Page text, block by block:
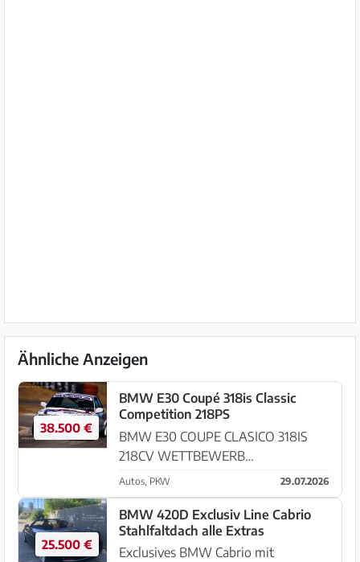
Ähnliche Anzeigen
38.500 €
BMW E30 Coupé 318is Classic
Competition 218PS
BMW E30 COUPE CLASICO 318IS
218CV WETTBEWERB
Kastenwechsel M3 und Autoblocante
Short Group Revised , Nockenwellen
und elektronischer Motorsport,
Kollektoren, Druckregler-Injektoren,
Motorlenkrad aufg...
Autos, PKW 29.07.2026
25.500 €
BMW 420D Exclusiv Line Cabrio
Stahlfaltdach alle Extras
Exclusives BMW Cabrio mit